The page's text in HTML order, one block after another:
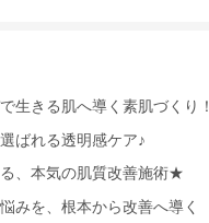
生きる肌へ導く素肌づくり！
ばれる透明感ケア♪
、本気の肌質改善施術★
みを、根本から改善へ導く